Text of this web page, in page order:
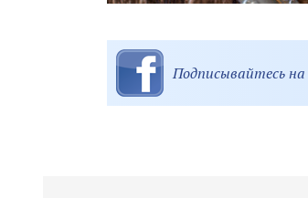
Подписывайтесь на